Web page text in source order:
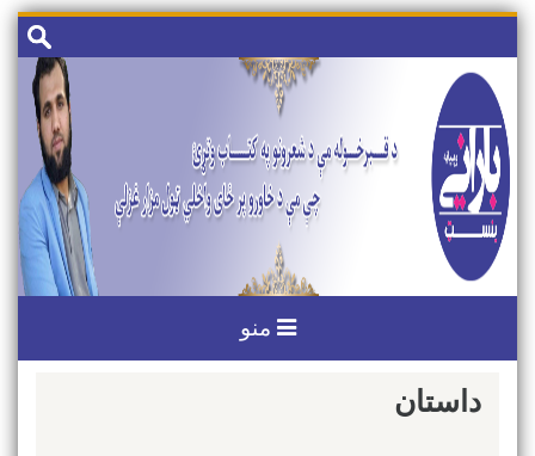
کردن
رفتن
به
مطلب
برای:
منو
داستان